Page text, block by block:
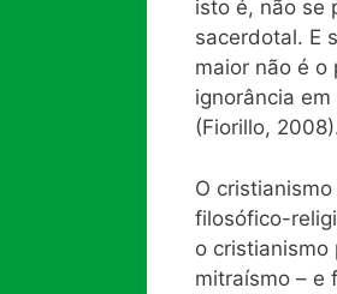
isto é, não se
sacerdotal. E
maior não é o
ignorância
(Fiorillo,
O
filosófico-
o cristianismo
mitraísmo – e